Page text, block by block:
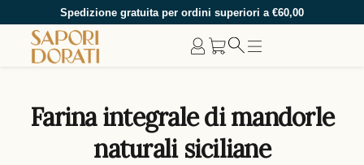
Spedizione gratuita per ordini superiori a €60,00
Farina integrale di mandorle
naturali siciliane